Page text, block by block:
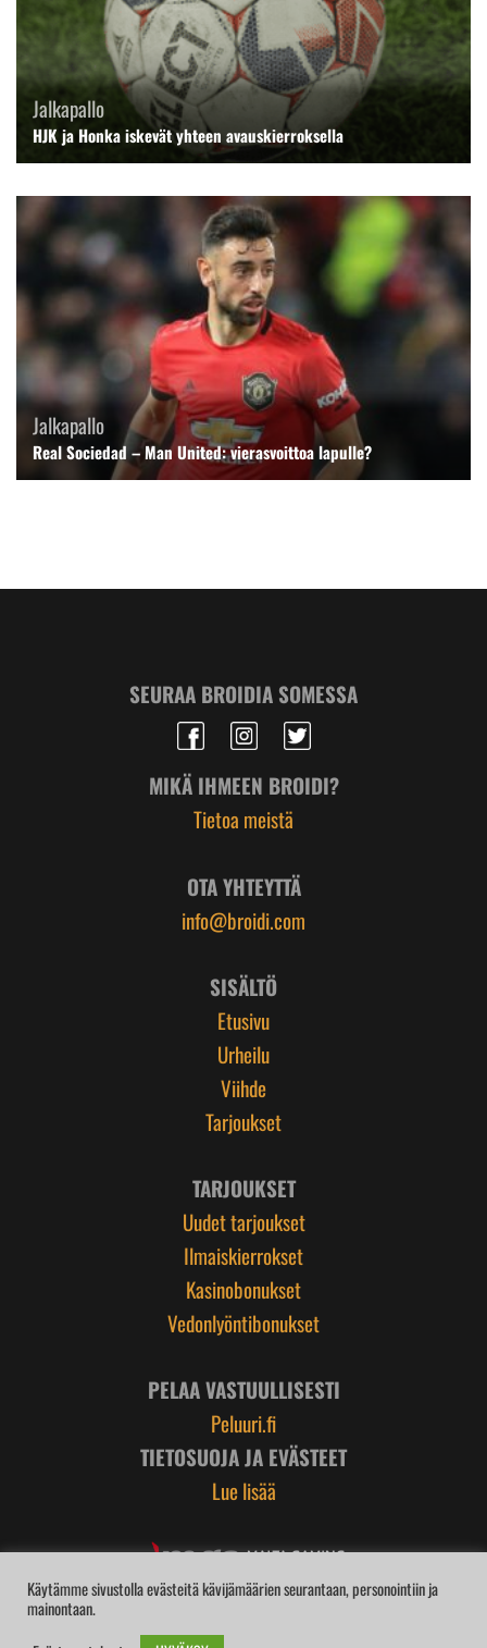
Jalkapallo
HJK ja Honka iskevät yhteen avauskierroksella
Jalkapallo
Real Sociedad – Man United: vierasvoittoa lapulle?
SEURAA BROIDIA SOMESSA
MIKÄ IHMEEN BROIDI?
Tietoa meistä
OTA YHTEYTTÄ
info@broidi.com
SISÄLTÖ
Etusivu
Urheilu
Viihde
Tarjoukset
TARJOUKSET
Uudet tarjoukset
Ilmaiskierrokset
Kasinobonukset
Vedonlyöntibonukset
PELAA VASTUULLISESTI
Peluuri.fi
TIETOSUOJA JA EVÄSTEET
Lue lisää
Käytämme sivustolla evästeitä kävijämäärien seurantaan, personointiin ja
mainontaan.